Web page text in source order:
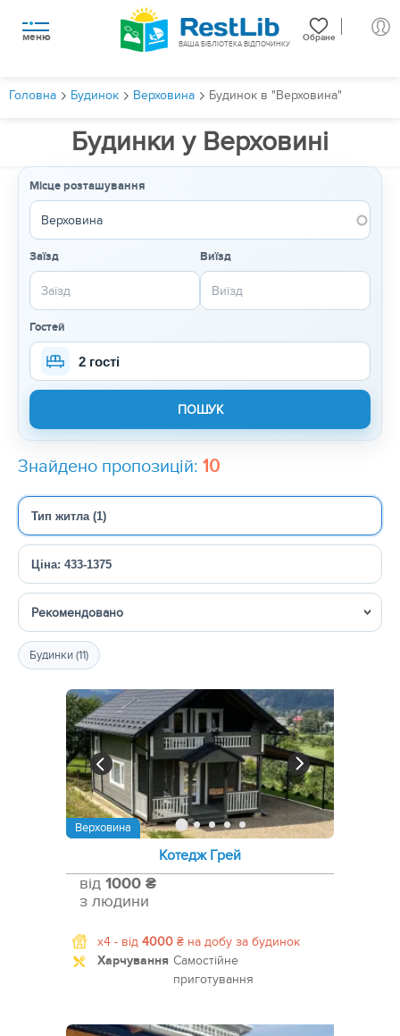
меню Обране
ВАША БІБЛІОТЕКА ВІДПОЧИНКУ
Головна Будинок Верховина Будинок в "Верховина"
Будинки у Верховині
Місце розташування
Заїзд Виїзд
Гостей
2 гості
Знайдено пропозицій: 10
Тип житла (1)
Ціна: 433-1375
Сортувати
Будинки (11)
Верховина
Котедж Грей
від 1000 ₴
з людини
x4 - від 4000 ₴ на добу за будинок
Харчування Самостійне
приготування